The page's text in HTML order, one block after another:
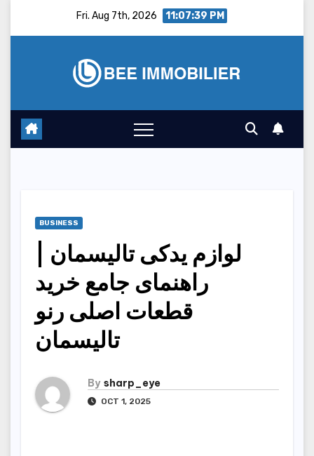
Fri. Aug 7th, 2026 11:07:40 PM
BUSINESS
لوازم یدکی تالیسمان |
راهنمای جامع خرید
قطعات اصلی رنو
تالیسمان
By sharp_eye
OCT 1, 2025